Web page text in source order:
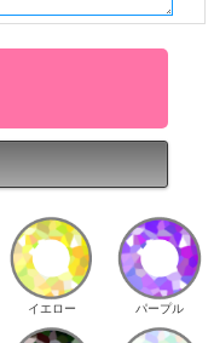
イエロー パープル